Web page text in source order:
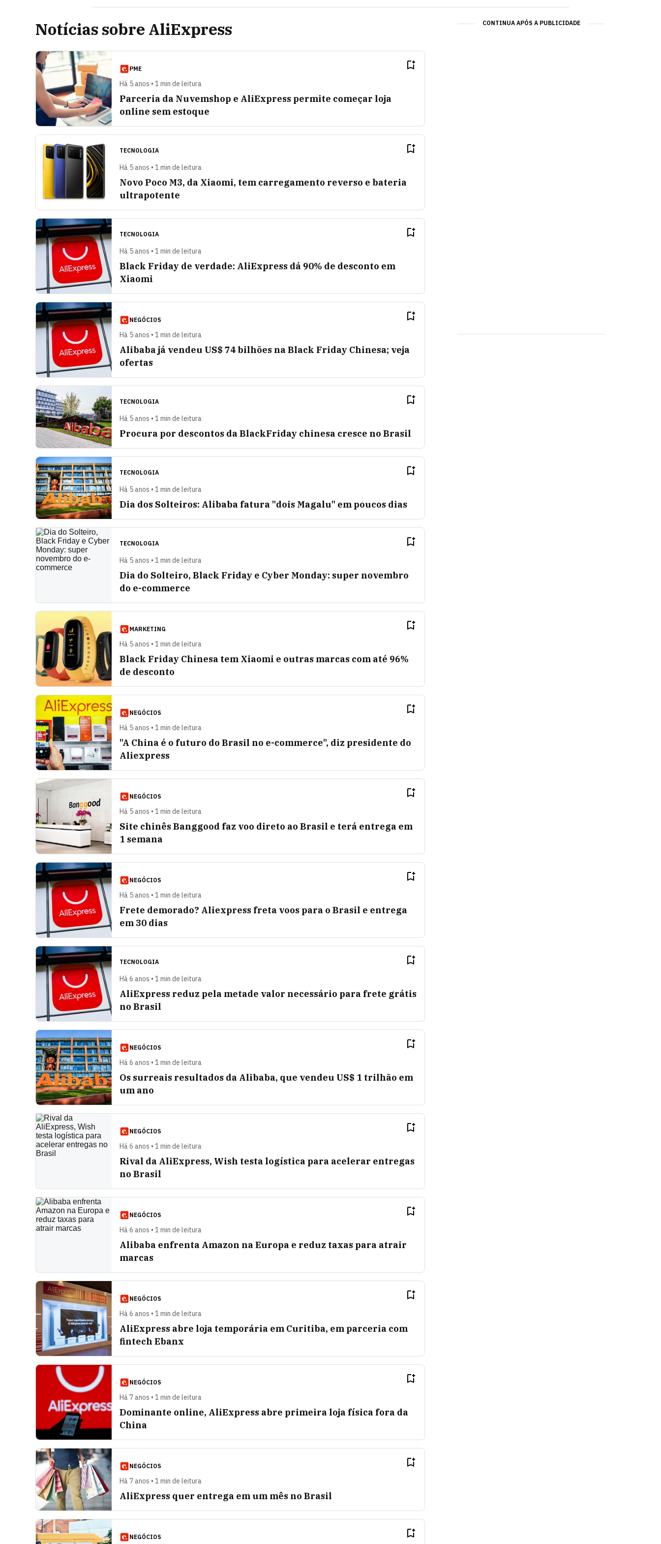
Notícias sobre AliExpress
PME
Há 5 anos • 1 min de leitura
Parceria da Nuvemshop e AliExpress permite começar loja
online sem estoque
TECNOLOGIA
Há 5 anos • 1 min de leitura
Novo Poco M3, da Xiaomi, tem carregamento reverso e bateria
ultrapotente
TECNOLOGIA
Há 5 anos • 1 min de leitura
Black Friday de verdade: AliExpress dá 90% de desconto em
Xiaomi
NEGÓCIOS
Há 5 anos • 1 min de leitura
Alibaba já vendeu US$ 74 bilhões na Black Friday Chinesa; veja
ofertas
TECNOLOGIA
Há 5 anos • 1 min de leitura
Procura por descontos da BlackFriday chinesa cresce no Brasil
TECNOLOGIA
Há 5 anos • 1 min de leitura
Dia dos Solteiros: Alibaba fatura "dois Magalu" em poucos dias
TECNOLOGIA
Há 5 anos • 1 min de leitura
Dia do Solteiro, Black Friday e Cyber Monday: super novembro
do e-commerce
MARKETING
Há 5 anos • 1 min de leitura
Black Friday Chinesa tem Xiaomi e outras marcas com até 96%
de desconto
NEGÓCIOS
Há 5 anos • 1 min de leitura
"A China é o futuro do Brasil no e-commerce", diz presidente do
Aliexpress
NEGÓCIOS
Há 5 anos • 1 min de leitura
Site chinês Banggood faz voo direto ao Brasil e terá entrega em
1 semana
NEGÓCIOS
Há 5 anos • 1 min de leitura
Frete demorado? Aliexpress freta voos para o Brasil e entrega
em 30 dias
TECNOLOGIA
Há 6 anos • 1 min de leitura
AliExpress reduz pela metade valor necessário para frete grátis
no Brasil
NEGÓCIOS
Há 6 anos • 1 min de leitura
Os surreais resultados da Alibaba, que vendeu US$ 1 trilhão em
um ano
NEGÓCIOS
Há 6 anos • 1 min de leitura
Rival da AliExpress, Wish testa logística para acelerar entregas
no Brasil
NEGÓCIOS
Há 6 anos • 1 min de leitura
Alibaba enfrenta Amazon na Europa e reduz taxas para atrair
marcas
NEGÓCIOS
Há 6 anos • 1 min de leitura
AliExpress abre loja temporária em Curitiba, em parceria com
fintech Ebanx
NEGÓCIOS
Há 7 anos • 1 min de leitura
Dominante online, AliExpress abre primeira loja física fora da
China
NEGÓCIOS
Há 7 anos • 1 min de leitura
AliExpress quer entrega em um mês no Brasil
NEGÓCIOS
CONTINUA APÓS A PUBLICIDADE